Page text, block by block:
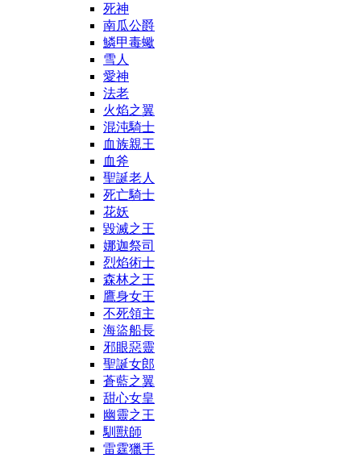
死神
南瓜公爵
鱗甲毒蠍
雪人
愛神
法老
火焰之翼
混沌騎士
血族親王
血斧
聖誕老人
死亡騎士
花妖
毀滅之王
娜迦祭司
烈焰術士
森林之王
鷹身女王
不死領主
海盜船長
邪眼惡靈
聖誕女郎
蒼藍之翼
甜心女皇
幽靈之王
馴獸師
雷霆獵手